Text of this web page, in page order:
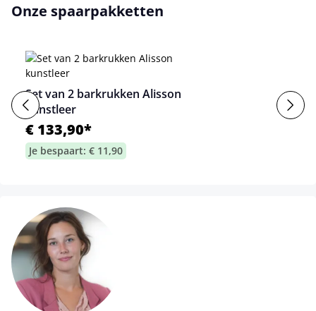
Onze spaarpakketten
Set van 2 barkrukken Alisson
kunstleer
€ 133,90*
Je bespaart: € 11,90